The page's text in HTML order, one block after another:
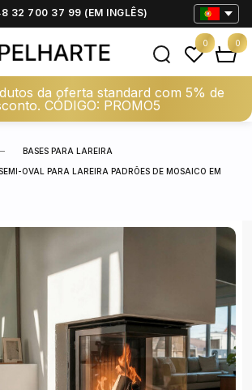
32 700 37 99 (EM INGLÊS)
da oferta standard com 5% de
CÓDIGO: PROMO5
0 0
BASES PARA LAREIRA
OVAL PARA LAREIRA PADRÕES DE MOSAICO EM